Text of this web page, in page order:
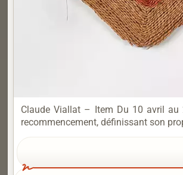
Claude Viallat – Item Du 10 avril au
recommencement, définissant son